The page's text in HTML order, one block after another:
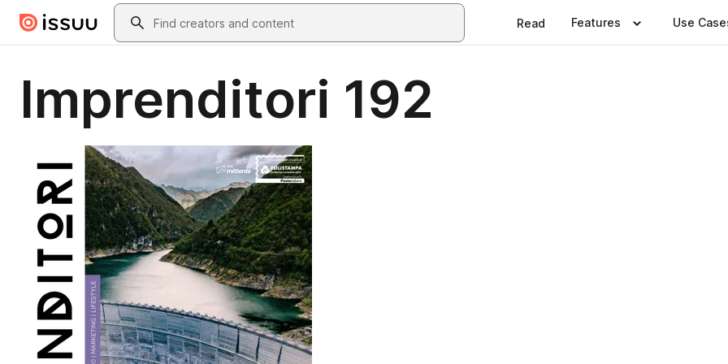
Skip to main contentSearch
Read Features Use
Imprenditori 192